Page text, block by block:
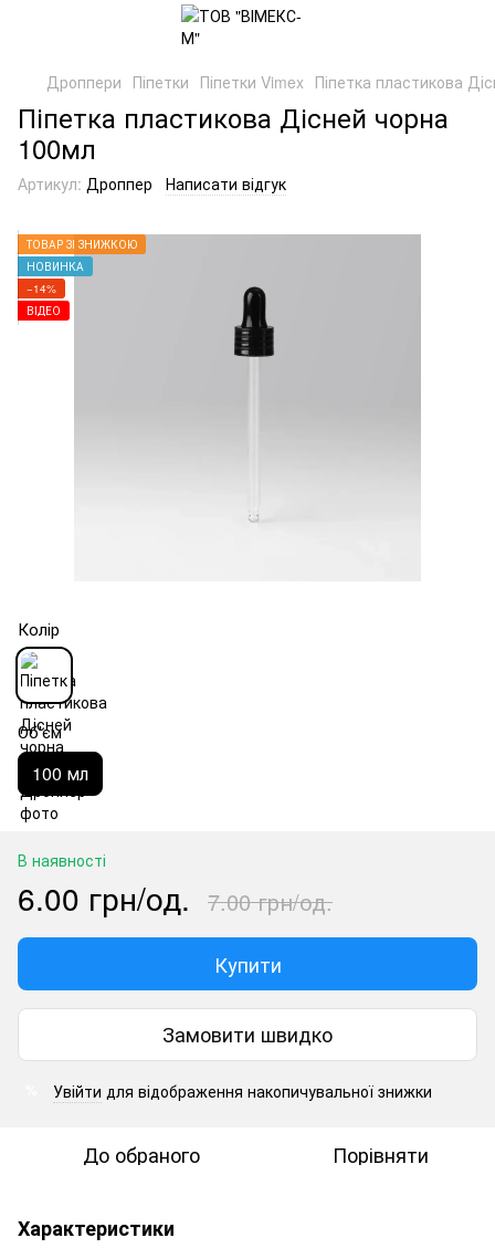
Дроппери Піпетки Піпетки Vimex Піпетка пластикова
Піпетка пластикова Дісней чорна
100мл
Артикул: Дроппер Написати відгук
ТОВАР ЗІ ЗНИЖКОЮ
НОВИНКА
−14%
ВІДЕО
Колір
Об'єм
100 мл
В наявності
6.00 грн/од. 7.00 грн/од.
Купити
Замовити швидко
Увійти для відображення накопичувальної знижки
До обраного Порівняти
Характеристики